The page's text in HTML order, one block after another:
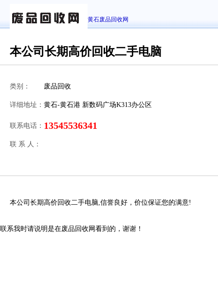
黄石废品回收网
本公司长期高价回收二手电脑
类别： 废品回收
详细地址： 黄石-黄石港 新数码广场K313办公区
联系电话： 13545536341
联 系 人：
本公司长期高价回收二手电脑,信誉良好，价位保证您的满意!
联系我时请说明是在废品回收网看到的，谢谢！